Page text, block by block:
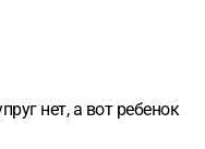
нет, а вот ребенок